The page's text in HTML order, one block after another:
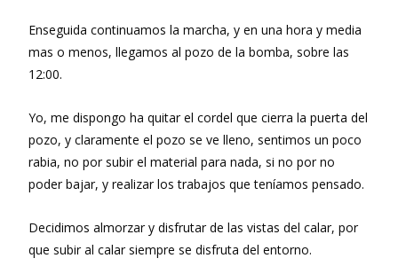
Enseguida continuamos la marcha, y en una hora y media
mas o menos, llegamos al pozo de la bomba, sobre las
12:00.
Yo, me dispongo ha quitar el cordel que cierra la puerta del
pozo, y claramente el pozo se ve lleno, sentimos un poco
rabia, no por subir el material para nada, si no por no
poder bajar, y realizar los trabajos que teníamos pensado.
Decidimos almorzar y disfrutar de las vistas del calar, por
que subir al calar siempre se disfruta del entorno.